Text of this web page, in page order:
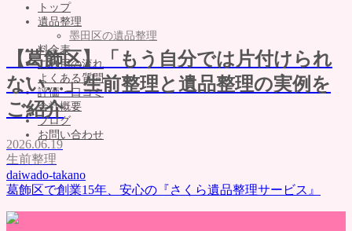
トップ
遺品整理
墨田区の遺品整理
料金表
ご利用の流れ
よくある質問
評価・口コミ
会社概要
ブログ
お問い合わせ
MENU
トップ
【葛飾区】「もう自分では片付けられ
ない…」生前整理と遺品整理の実例を
ご紹介
2026.06.19
生前整理
daiwado-takano
葛飾区で創業15年、安心の『さくら遺品整理サービス』